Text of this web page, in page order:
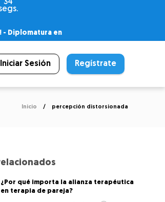
34
- Diplomatura en
Universitario
Iniciar Sesión Regístrate
Inicio percepción distorsionada
¿Por qué importa la alianza terapéutica
en terapia de pareja?